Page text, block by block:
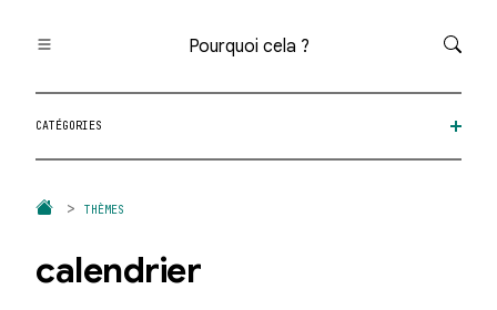
Pourquoi cela ?
Toutes les questions
Catégories
Question au hasard
CATÉGORIES
THÈMES
calendrier